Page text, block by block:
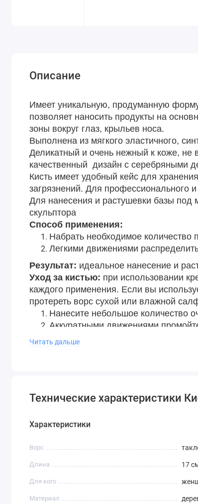
Описание
Имеет уникальную, продуманную
позволяет наносить продукты на
зоны вокруг глаз, крыльев носа.
Выполнена из мягкого эластичного,
Деликатный и очень нежный к коже,
качественный дизайн с серебряными
Кисть имеет удобный кейс для
загрязнений. Для профессионального
Для нанесения и растушевки базы под
скульптора
Способ применения:
Набрать необходимое количество
Легкими движениями
Результат: идеальное нанесение и
Уход за кистью: при использовании
каждого применения. Если вы
протереть ворс сухой или влажной
Нанесите небольшое количество
Аккуратными движениями
Высушите кисть в горизонтальном
Читать дальше
Технические характеристики
Характеристики
Ворс
Длина 17
Для кого
Материал